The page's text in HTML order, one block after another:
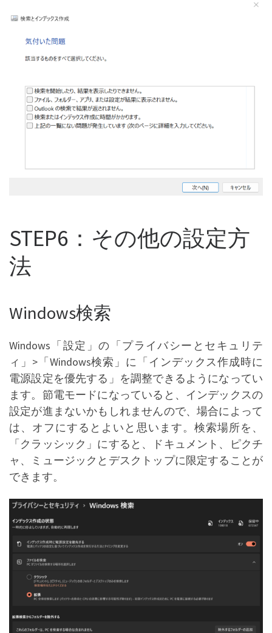
STEP6：その他の設定方
法
Windows検索
Windows「設定」の「プライバシーとセキュリテ
ィ」>「Windows検索」に「インデックス作成時に
電源設定を優先する」を調整できるようになってい
ます。節電モードになっていると、インデックスの
設定が進まないかもしれませんので、場合によって
は、オフにするとよいと思います。検索場所を、
「クラッシック」にすると、ドキュメント、ピクチ
ャ、ミュージックとデスクトップに限定することが
できます。